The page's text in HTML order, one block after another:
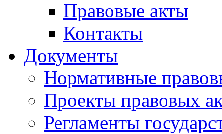
Правовые акты
Контакты
Документы
Нормативные
Проекты правовых
Регламенты